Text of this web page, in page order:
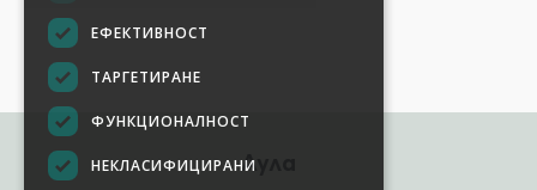
Аула
ЕФЕКТИВНОСТ
ТАРГЕТИРАНЕ
ФУНКЦИОНАЛНОСТ
НЕКЛАСИФИЦИРАНИ